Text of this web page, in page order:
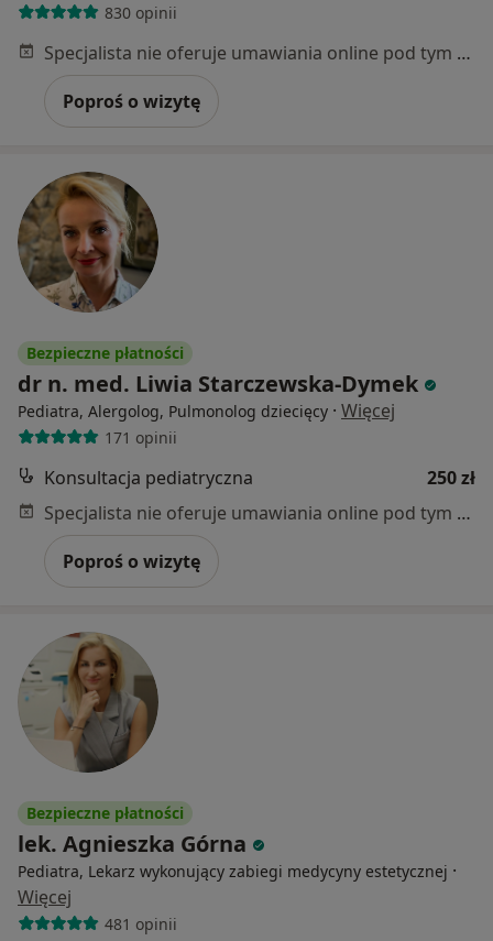
830 opinii
Specjalista nie oferuje umawiania online pod tym adresem.
Poproś o wizytę
Bezpieczne płatności
dr n. med. Liwia Starczewska-Dymek
Pediatra, Alergolog, Pulmonolog dziecięcy · Więcej
171 opinii
Konsultacja pediatryczna
250 zł
Specjalista nie oferuje umawiania online pod tym adresem.
Poproś o wizytę
Bezpieczne płatności
lek. Agnieszka Górna
Pediatra, Lekarz wykonujący zabiegi medycyny estetycznej ·
Więcej
481 opinii